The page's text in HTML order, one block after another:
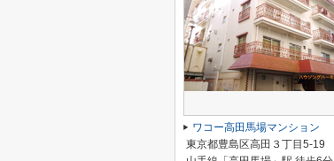
ワコー高田馬場マンション
東京都豊島区高田３丁目5-19